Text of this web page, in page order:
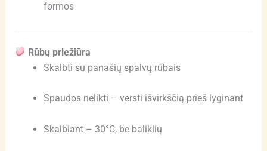
formos
Rūbų priežiūra
Skalbti su panašių spalvų rūbais
Spaudos nelikti – versti išvirkščią prieš lyginant
Skalbiant – 30°C, be baliklių